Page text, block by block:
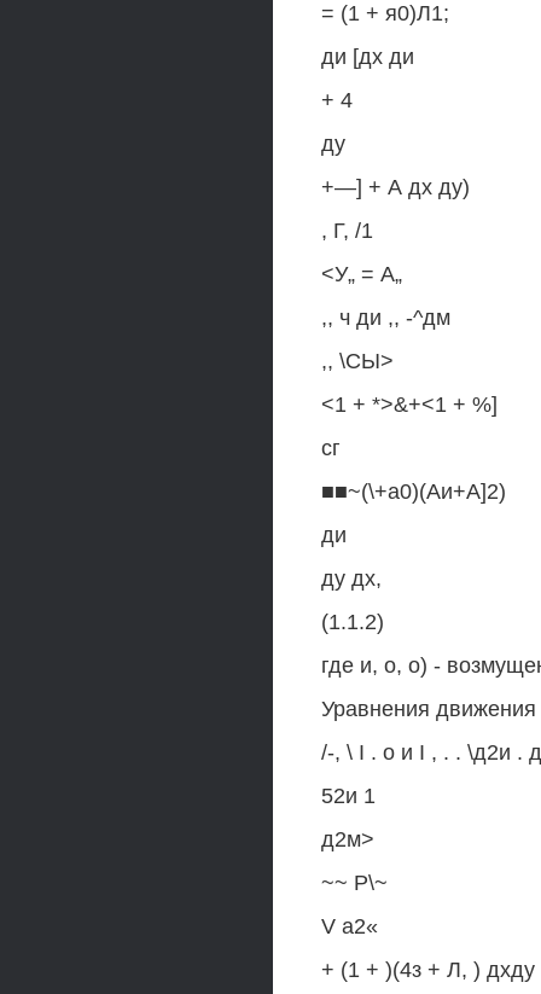
= (1 + я0)Л1;
ди [дх ди
+ 4
ду
+—] + А дх ду)
, Г, /1
<У„ = А„
,, ч ди ,, -^дм
,, \СЫ>
<1 + *>&+<1 + %]
сг
■■~(\+а0)(Аи+А]2)
ди
ду дх,
(1.1.2)
где и, о, о) -
Уравнения
/-, \ I . о и I , . . \д2и .
52и 1
д2м>
~~ Р\~
V а2«
+ (1 + )(4з + Л, )